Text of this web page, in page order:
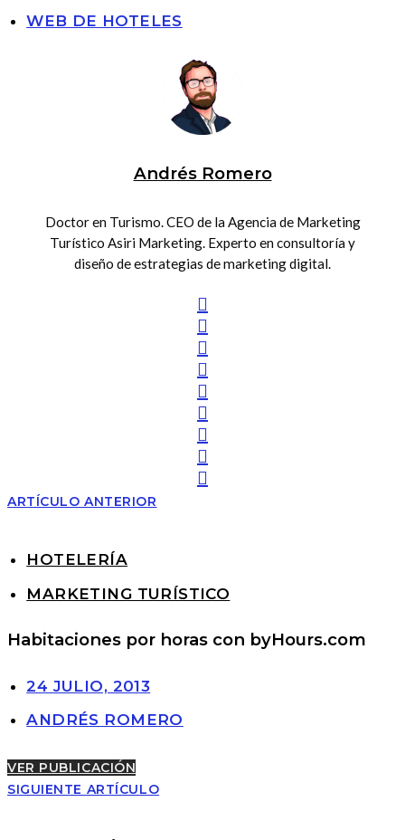
WEB DE HOTELES
Andrés Romero
Doctor en Turismo. CEO de la Agencia de Marketing
Turístico Asiri Marketing. Experto en consultoría y
diseño de estrategias de marketing digital.
ARTÍCULO ANTERIOR
HOTELERÍA
MARKETING TURÍSTICO
Habitaciones por horas con byHours.com
24 JULIO, 2013
ANDRÉS ROMERO
VER PUBLICACIÓN
SIGUIENTE ARTÍCULO